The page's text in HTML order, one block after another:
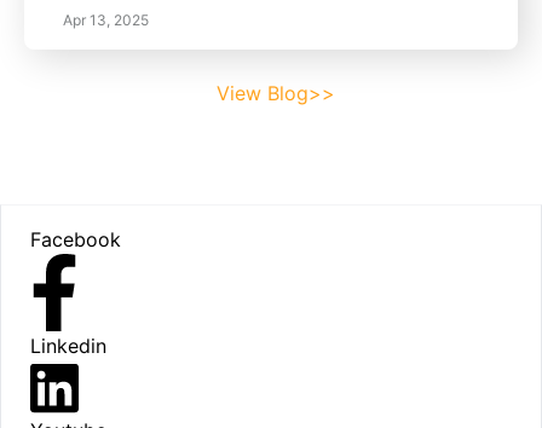
드 차량의 증가는 더 깨끗한 교통 수단으로의 전
환을 나타내며, 전체 차량 배출량을 줄일 것을 약
은 더 엄격한 배출 기준을 시행하여 공기 질을 개
하는 공공 인식 캠페인을 장려해야 합니다. 정기
적인 배출 검사 이점 정기 검사는 여러 가지 장점
을 제공합니다. 환경 규정 준수를 보장할 뿐만 아
니라 차량 성능을 향상시켜 소유자가 연료 효율
성을 개선하여 연료 비용을 절감하게 합니다. 정
기적인 점검을 강조하면 문제를 조기에 발견하
여 비싼 수리의 재정적 부담을 줄일 수 있습니다.
각수: 녹슬거나 탁한 냉각액은 오염의 명확한 징
후입니다. 권장 세척 빈도: 대부분의 전문가들은
는 2년마다 세척할 것을 권장합니다. 그러나 개
터 세척을 수행할 수 있습니다. 과정의 간략한 개
요는 다음과 같습니다: 1. 차량을 완전히 식힙니
다. 2. 오래된 냉각수를 안전한 용기에 배출합니
다. 3. 라디에이터 세척 용액을 추가하고 엔진을
작동시킨 후 다시 배출합니다. 4. 물로 헹구고 신
선한 냉각수 혼합물을 다시 채웁니다. 결론: 라디
에이터를 무시하면 비싼 수리와 차량 수명 감소
을 이해하는 것은 전기 결함을 효과적으로 진단
하는 데 매우 중요합니다. 예를 들어, 전압을 측
할 수 있으며, 전류 테스트는 부품이 규정된 한계
을 제공하며, 자동 범위 설정, 데이터 로깅, 백라
이트 디스플레이와 같은 유용한 기능이 제공되
어 다양한 조건에서 사용성을 향상시킵니다. 2.
오실로스코프: 더 깊은 통찰력을 위한 파형 분석
오실로스코프는 차량의 전자 신호를 분석하는
데 필수적입니다. 멀티미터가 스칼라 측정을 제
공하는 것과 달리 오실로스코프는 파형을 캡처
Apr 13, 2025
View Blog>>
Facebook
Linkedin